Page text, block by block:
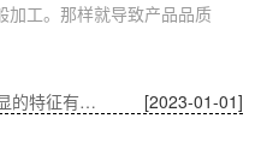
加工。那样就导致产品品质
[2023-01-01]
盘点精密五金零件加工CNC加工明显的特征有哪些